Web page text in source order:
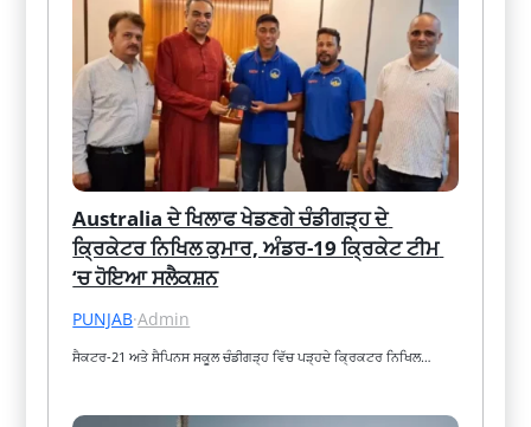
Australia ਦੇ ਖਿਲਾਫ ਖੇਡਣਗੇ ਚੰਡੀਗੜ੍ਹ ਦੇ
ਕ੍ਰਿਕੇਟਰ ਨਿਖਿਲ ਕੁਮਾਰ, ਅੰਡਰ-19 ਕ੍ਰਿਕੇਟ ਟੀਮ
‘ਚ ਹੋਇਆ ਸਲੈਕਸ਼ਨ
PUNJAB·Admin
ਸੈਕਟਰ-21 ਅਤੇ ਸੈਪਿਨਸ ਸਕੂਲ ਚੰਡੀਗੜ੍ਹ ਵਿੱਚ ਪੜ੍ਹਦੇ ਕ੍ਰਿਕਟਰ ਨਿਖਿਲ…